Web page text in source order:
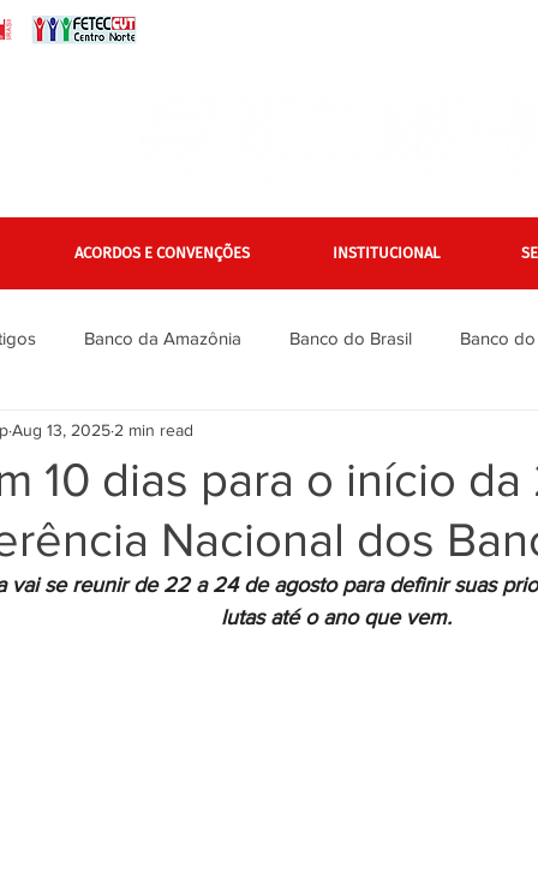
ACORDOS E CONVENÇÕES INSTITUCIONAL
Banco da Amazônia Banco do Brasil Banco
Bradesco
Financiários Gerais Itaú Itaú Unibanco
Notícias Outros Bancos
10 dias para o início da
Nacional dos
Aug 13, 2025 2 min read
vai se reunir de 22 a 24 de agosto para definir suas
lutas até o ano que vem.